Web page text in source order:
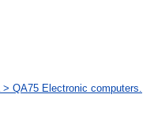
QA75 Electronic computers.